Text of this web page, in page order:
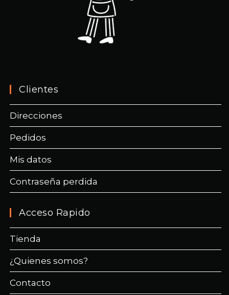
Clientes
Direcciones
Pedidos
Mis datos
Contraseña perdida
Acceso Rapido
Tienda
¿Quienes somos?
Contacto